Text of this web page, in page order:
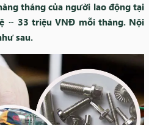
tháng của người lao động tại
~ 33 triệu VNĐ mỗi tháng. Nội
sau.